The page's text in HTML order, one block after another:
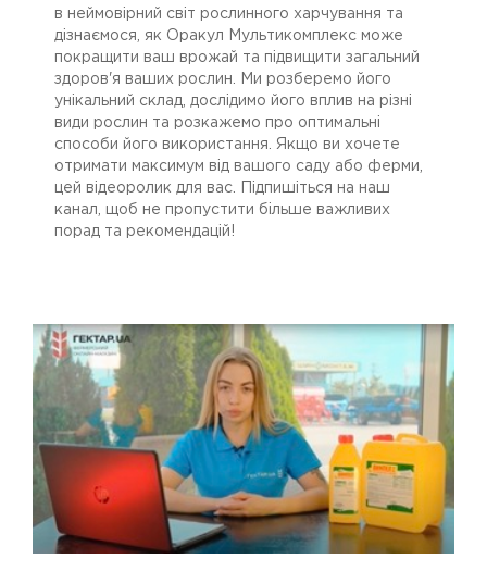
в неймовірний світ рослинного харчування та
дізнаємося, як Оракул Мультикомплекс може
покращити ваш врожай та підвищити загальний
здоров'я ваших рослин. Ми розберемо його
унікальний склад, дослідимо його вплив на різні
види рослин та розкажемо про оптимальні
способи його використання. Якщо ви хочете
отримати максимум від вашого саду або ферми,
цей відеоролик для вас. Підпишіться на наш
канал, щоб не пропустити більше важливих
порад та рекомендацій!